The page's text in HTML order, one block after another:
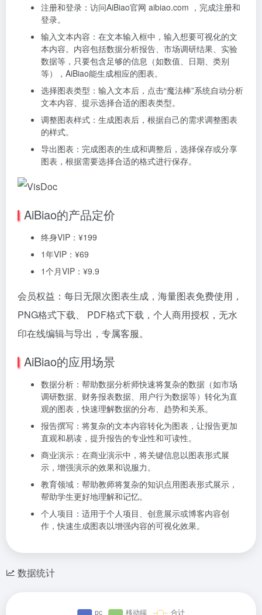
注册和登录：访问AiBiao官网 aibiao.com ，完成注册和
登录。
输入文本内容：在文本输入框中，输入想要可视化的文
本内容。内容包括数据分析报告、市场调研结果、实验
数据等，只要包含足够的信息（如数值、日期、类别
等），AiBiao能生成相应的图表。
选择图表类型：输入文本后，点击“魔法棒”系统自动分析
文本内容、提示选择合适的图表类型。
调整图表样式：生成图表后，根据自己的需求调整图表
的样式。
导出图表：完成图表的生成和调整后，选择保存或分享
图表，根据需要选择合适的格式进行保存。
AiBiao的产品定价
终身VIP：¥199
1年VIP：¥69
1个月VIP：¥9.9
会员权益：每日无限次图表生成，海量图表免费使用，
PNG格式下载、 PDF格式下载，个人商用授权，无水
印在线编辑与导出，专属客服。
AiBiao的应用场景
数据分析：帮助数据分析师快速将复杂的数据（如市场
调研数据、财务报表数据、用户行为数据等）转化为直
观的图表，快速理解数据的分布、趋势和关系。
报告撰写：将复杂的文本内容转化为图表，让报告更加
直观和易读，提升报告的专业性和可读性。
商业演示：在商业演示中，将关键信息以图表形式展
示，增强演示的效果和说服力。
教育领域：帮助教师将复杂的知识点用图表形式展示，
帮助学生更好地理解和记忆。
个人项目：适用于个人项目、创意展示或博客内容创
作，快速生成图表以增强内容的可视化效果。
数据统计